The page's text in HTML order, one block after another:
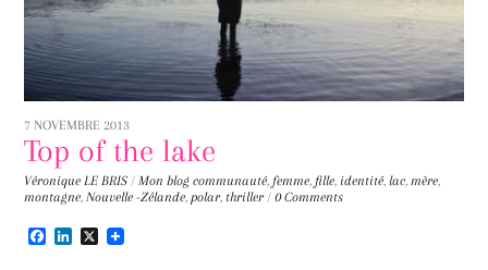
7 NOVEMBRE 2013
Top of the lake
Véronique LE BRIS / Mon blog communauté, femme, fille, identité,lac, mère,
montagne, Nouvelle -Zélande, polar, thriller / 0 Comments
F L X